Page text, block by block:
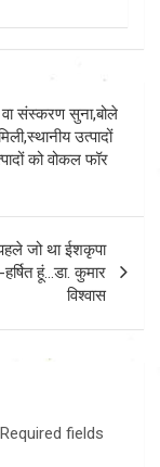
वा संस्करण सुना,बोले
उत्पादों
को वोकल फॉर
जो था ईशकृपा
हूं…डा. कुमार
विश्वास
Required fields